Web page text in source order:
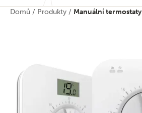
Domů / Produkty / Manuální termostaty